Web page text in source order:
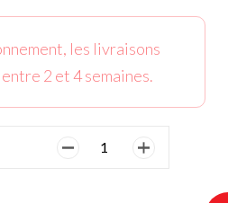
les livraisons
2 et 4 semaines.
quantité